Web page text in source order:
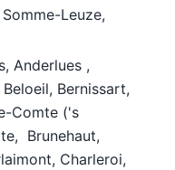
Leuze,
Anderlues ,
Bernissart,
Comte ('s
Brunehaut,
Charleroi,